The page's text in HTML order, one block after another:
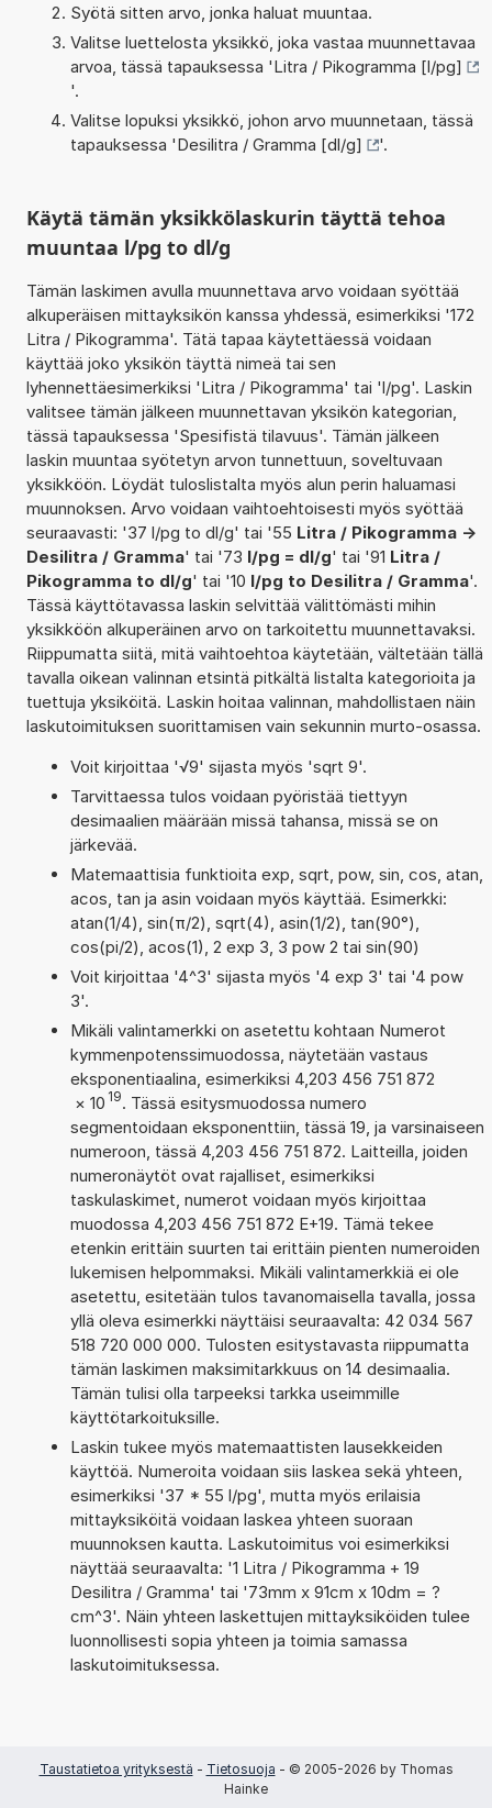
Syötä sitten arvo, jonka haluat muuntaa.
Valitse luettelosta yksikkö, joka vastaa muunnettavaa
arvoa, tässä tapauksessa 'Litra / Pikogramma [l/pg]
'.
Valitse lopuksi yksikkö, johon arvo muunnetaan, tässä
tapauksessa 'Desilitra / Gramma [dl/g] '.
Käytä tämän yksikkölaskurin täyttä tehoa
muuntaa l/pg to dl/g
Tämän laskimen avulla muunnettava arvo voidaan syöttää
alkuperäisen mittayksikön kanssa yhdessä, esimerkiksi '172
Litra / Pikogramma'. Tätä tapaa käytettäessä voidaan
käyttää joko yksikön täyttä nimeä tai sen
lyhennettäesimerkiksi 'Litra / Pikogramma' tai 'l/pg'. Laskin
valitsee tämän jälkeen muunnettavan yksikön kategorian,
tässä tapauksessa 'Spesifistä tilavuus'. Tämän jälkeen
laskin muuntaa syötetyn arvon tunnettuun, soveltuvaan
yksikköön. Löydät tuloslistalta myös alun perin haluamasi
muunnoksen. Arvo voidaan vaihtoehtoisesti myös syöttää
seuraavasti: '37 l/pg to dl/g' tai '55 Litra / Pikogramma ->
Desilitra / Gramma' tai '73 l/pg = dl/g' tai '91 Litra /
Pikogramma to dl/g' tai '10 l/pg to Desilitra / Gramma'.
Tässä käyttötavassa laskin selvittää välittömästi mihin
yksikköön alkuperäinen arvo on tarkoitettu muunnettavaksi.
Riippumatta siitä, mitä vaihtoehtoa käytetään, vältetään tällä
tavalla oikean valinnan etsintä pitkältä listalta kategorioita ja
tuettuja yksiköitä. Laskin hoitaa valinnan, mahdollistaen näin
laskutoimituksen suorittamisen vain sekunnin murto-osassa.
Voit kirjoittaa '√9' sijasta myös 'sqrt 9'.
Tarvittaessa tulos voidaan pyöristää tiettyyn
desimaalien määrään missä tahansa, missä se on
järkevää.
Matemaattisia funktioita exp, sqrt, pow, sin, cos, atan,
acos, tan ja asin voidaan myös käyttää. Esimerkki:
atan(1/4), sin(π/2), sqrt(4), asin(1/2), tan(90°),
cos(pi/2), acos(1), 2 exp 3, 3 pow 2 tai sin(90)
Voit kirjoittaa '4^3' sijasta myös '4 exp 3' tai '4 pow
3'.
Mikäli valintamerkki on asetettu kohtaan Numerot
kymmenpotenssimuodossa, näytetään vastaus
eksponentiaalina, esimerkiksi 4,203 456 751 872
× 10 19. Tässä esitysmuodossa numero
segmentoidaan eksponenttiin, tässä 19, ja varsinaiseen
numeroon, tässä 4,203 456 751 872. Laitteilla, joiden
numeronäytöt ovat rajalliset, esimerkiksi
taskulaskimet, numerot voidaan myös kirjoittaa
muodossa 4,203 456 751 872 E+19. Tämä tekee
etenkin erittäin suurten tai erittäin pienten numeroiden
lukemisen helpommaksi. Mikäli valintamerkkiä ei ole
asetettu, esitetään tulos tavanomaisella tavalla, jossa
yllä oleva esimerkki näyttäisi seuraavalta: 42 034 567
518 720 000 000. Tulosten esitystavasta riippumatta
tämän laskimen maksimitarkkuus on 14 desimaalia.
Tämän tulisi olla tarpeeksi tarkka useimmille
käyttötarkoituksille.
Laskin tukee myös matemaattisten lausekkeiden
käyttöä. Numeroita voidaan siis laskea sekä yhteen,
esimerkiksi '37 * 55 l/pg', mutta myös erilaisia
mittayksiköitä voidaan laskea yhteen suoraan
muunnoksen kautta. Laskutoimitus voi esimerkiksi
näyttää seuraavalta: '1 Litra / Pikogramma + 19
Desilitra / Gramma' tai '73mm x 91cm x 10dm = ?
cm^3'. Näin yhteen laskettujen mittayksiköiden tulee
luonnollisesti sopia yhteen ja toimia samassa
laskutoimituksessa.
Taustatietoa yrityksestä - Tietosuoja - © 2005-2026 by Thomas
Hainke